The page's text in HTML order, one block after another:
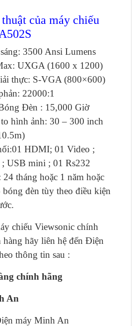
của máy chiếu
3500 Ansi Lumens
UXGA (1600 x 1200)
thực: S-VGA (800×600)
22000:1
Đèn : 15,000 Giờ
hình ảnh: 30 – 300 inch
HDMI; 01 Video ;
USB mini ; 01 Rs232
24 tháng hoặc 1 năm hoặc
bóng đèn tùy theo điều kiện
chiếu Viewsonic chính
hàng hãy liên hệ đến Điện
thông tin sau :
chính hãng
An
máy Minh An